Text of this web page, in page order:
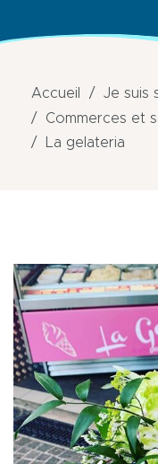
Accueil
Je suis
Commerces et
La gelateria